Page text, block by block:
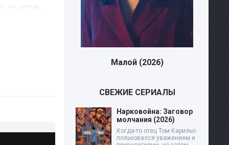
на улице,
не
если учесть,
Малой (2026)
СВЕЖИЕ СЕРИАЛЫ
Нарковойна: Заговор
молчания (2026)
Когда-то отец Том Карильо
пользовался уважением и